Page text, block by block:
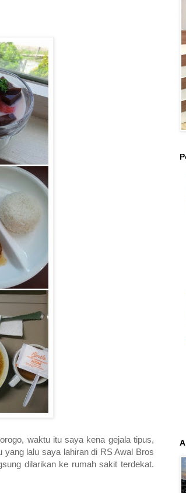
waktu itu saya kena gejala tipus,
yang lalu saya lahiran di RS Awal Bros
dilarikan ke rumah sakit terdekat.